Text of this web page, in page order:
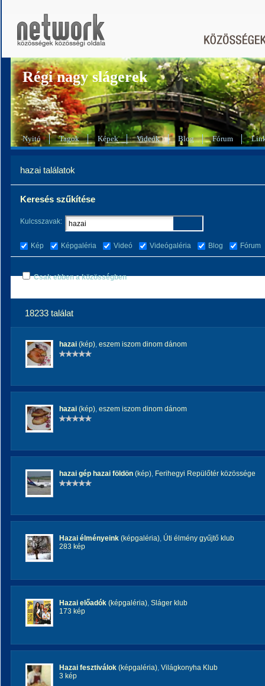
Régi nagy slágerek
Nyitó Tagok Képek Videók Blog Fórum
hazai találatok
Keresés szűkítése
Kulcsszavak:
Kép Képgaléria Videó Videógaléria Blog Fórum
Csak ebben a közösségben
18233 találat
hazai (kép), eszem iszom dinom dánom
hazai (kép), eszem iszom dinom dánom
hazai gép hazai földön (kép), Ferihegyi Repülőtér közössége
Hazai élményeink (képgaléria), Úti élmény gyűjtő klub
283 kép
Hazai előadók (képgaléria), Sláger klub
173 kép
Hazai fesztiválok (képgaléria), Világkonyha Klub
3 kép